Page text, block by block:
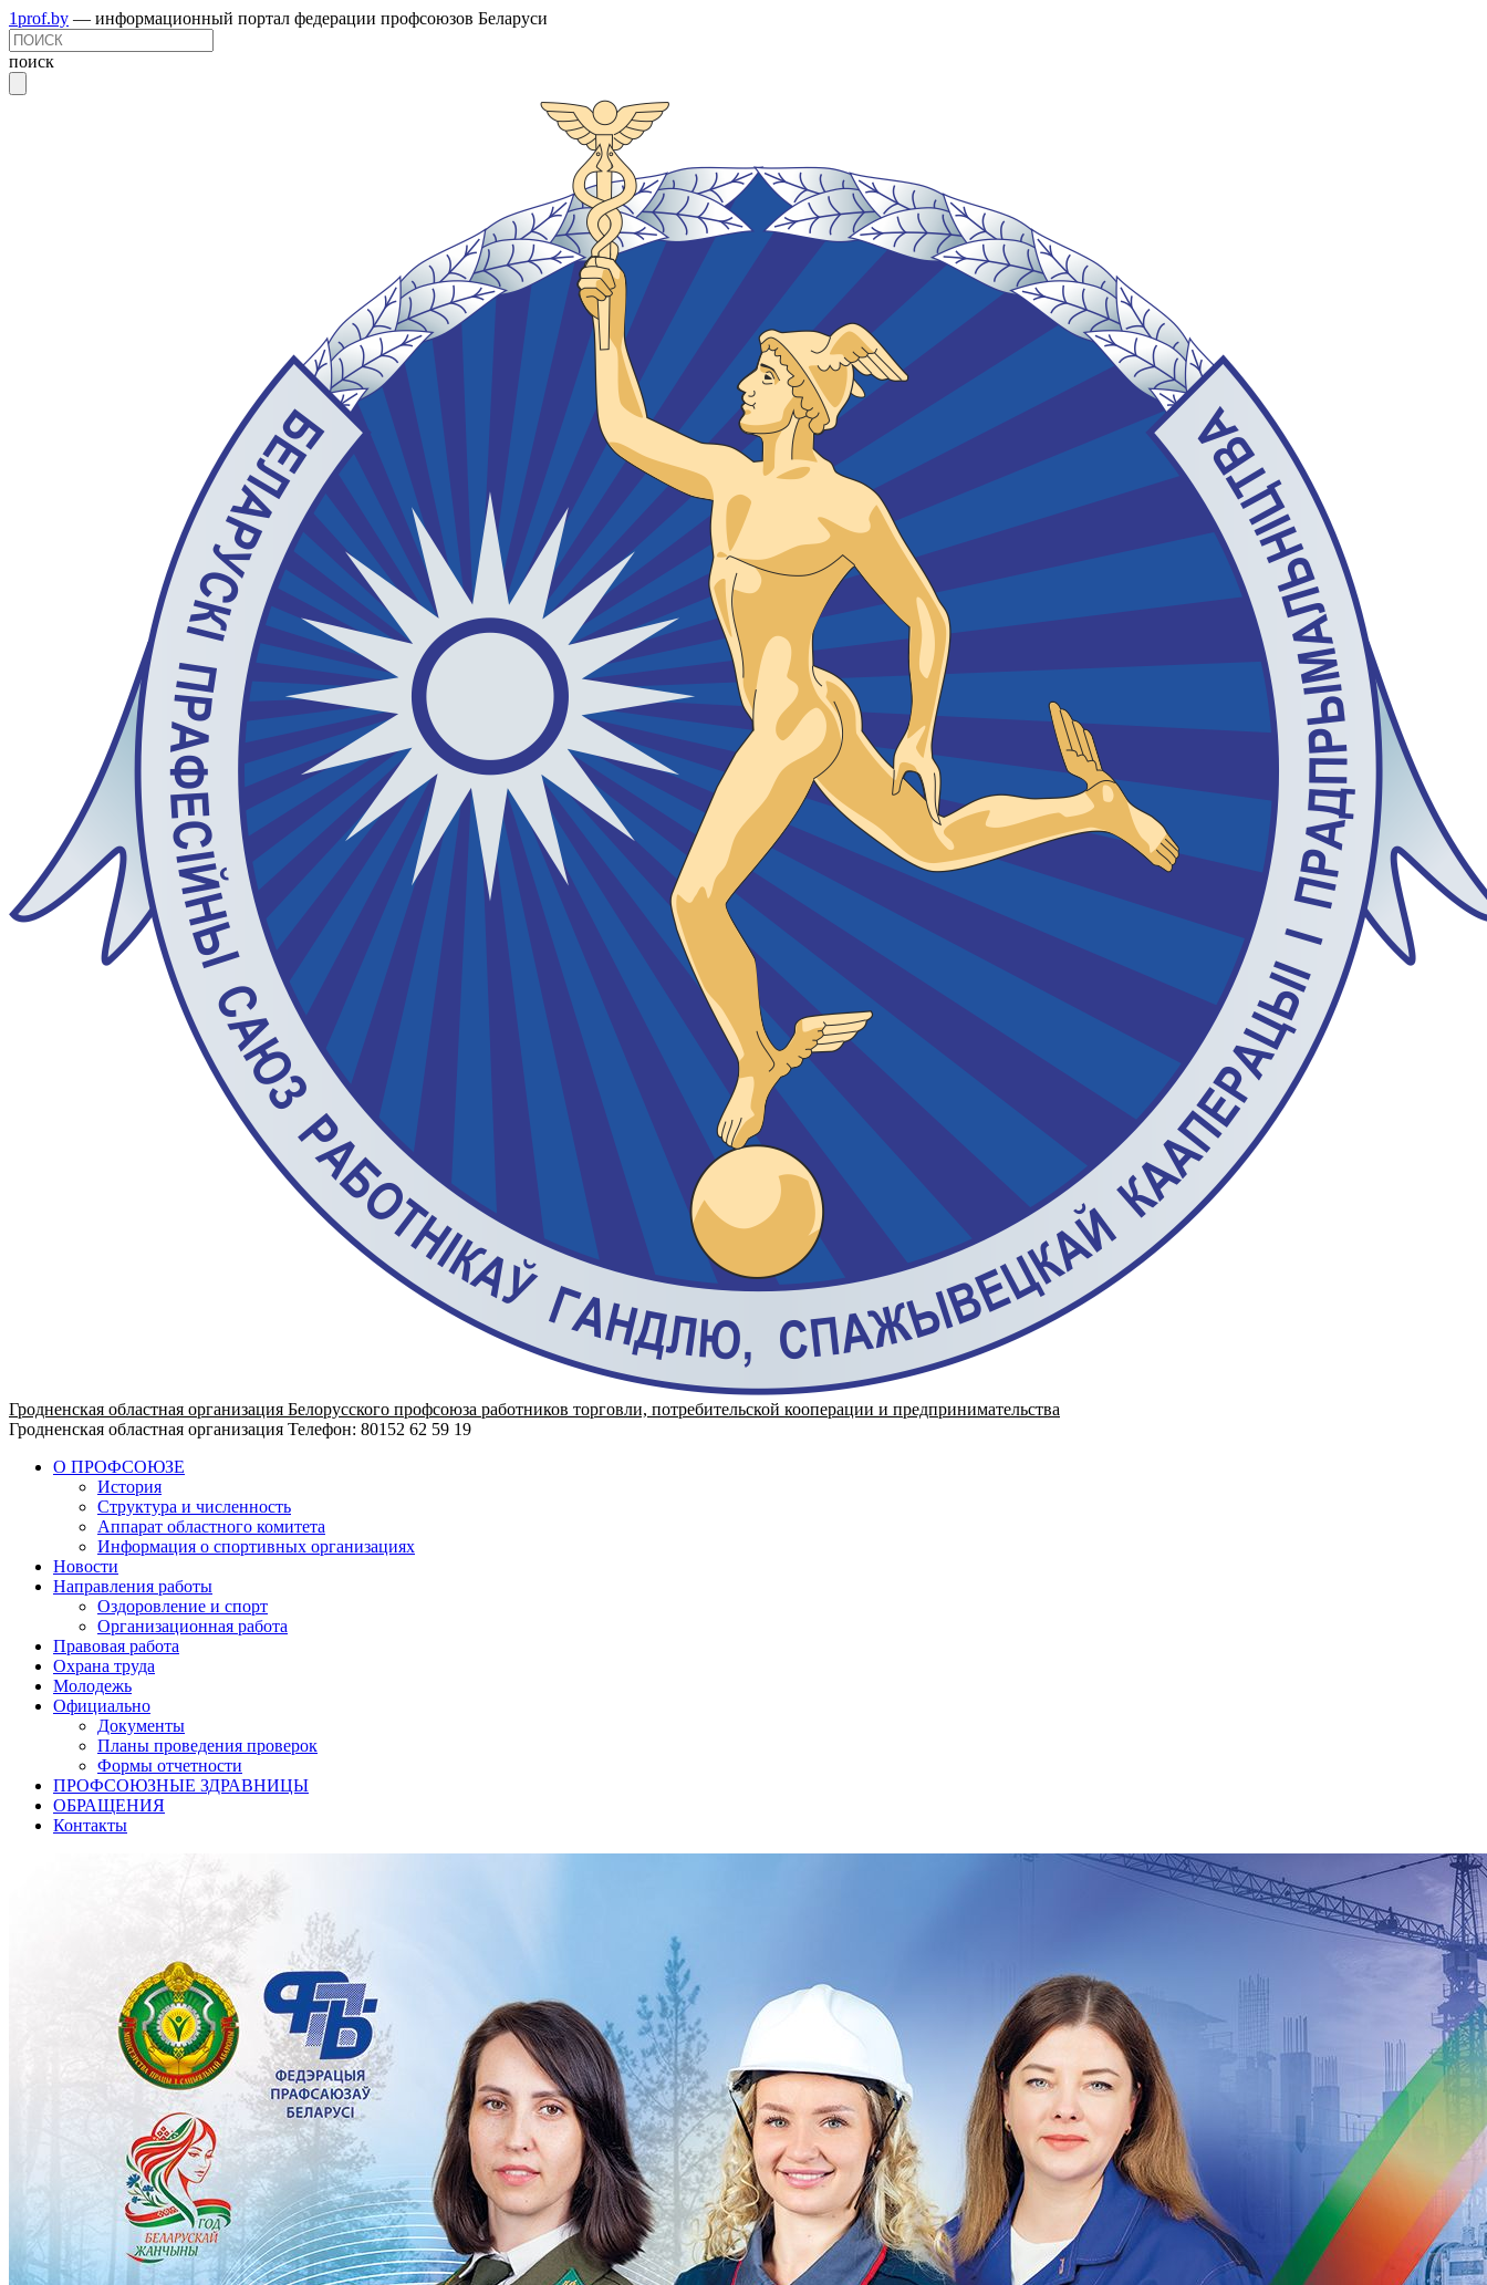
1prof.by — информационный портал федерации профсоюзов Беларуси
поиск
Гродненская областная организация Белорусского профсоюза работников торговли, потребительской кооперации и предпринимательства
Гродненская областная организация Телефон: 80152 62 59 19
О ПРОФСОЮЗЕ
История
Структура и численность
Аппарат областного комитета
Информация о спортивных организациях
Новости
Направления работы
Оздоровление и спорт
Организационная работа
Правовая работа
Охрана труда
Молодежь
Официально
Документы
Планы проведения проверок
Формы отчетности
ПРОФСОЮЗНЫЕ ЗДРАВНИЦЫ
ОБРАЩЕНИЯ
Контакты